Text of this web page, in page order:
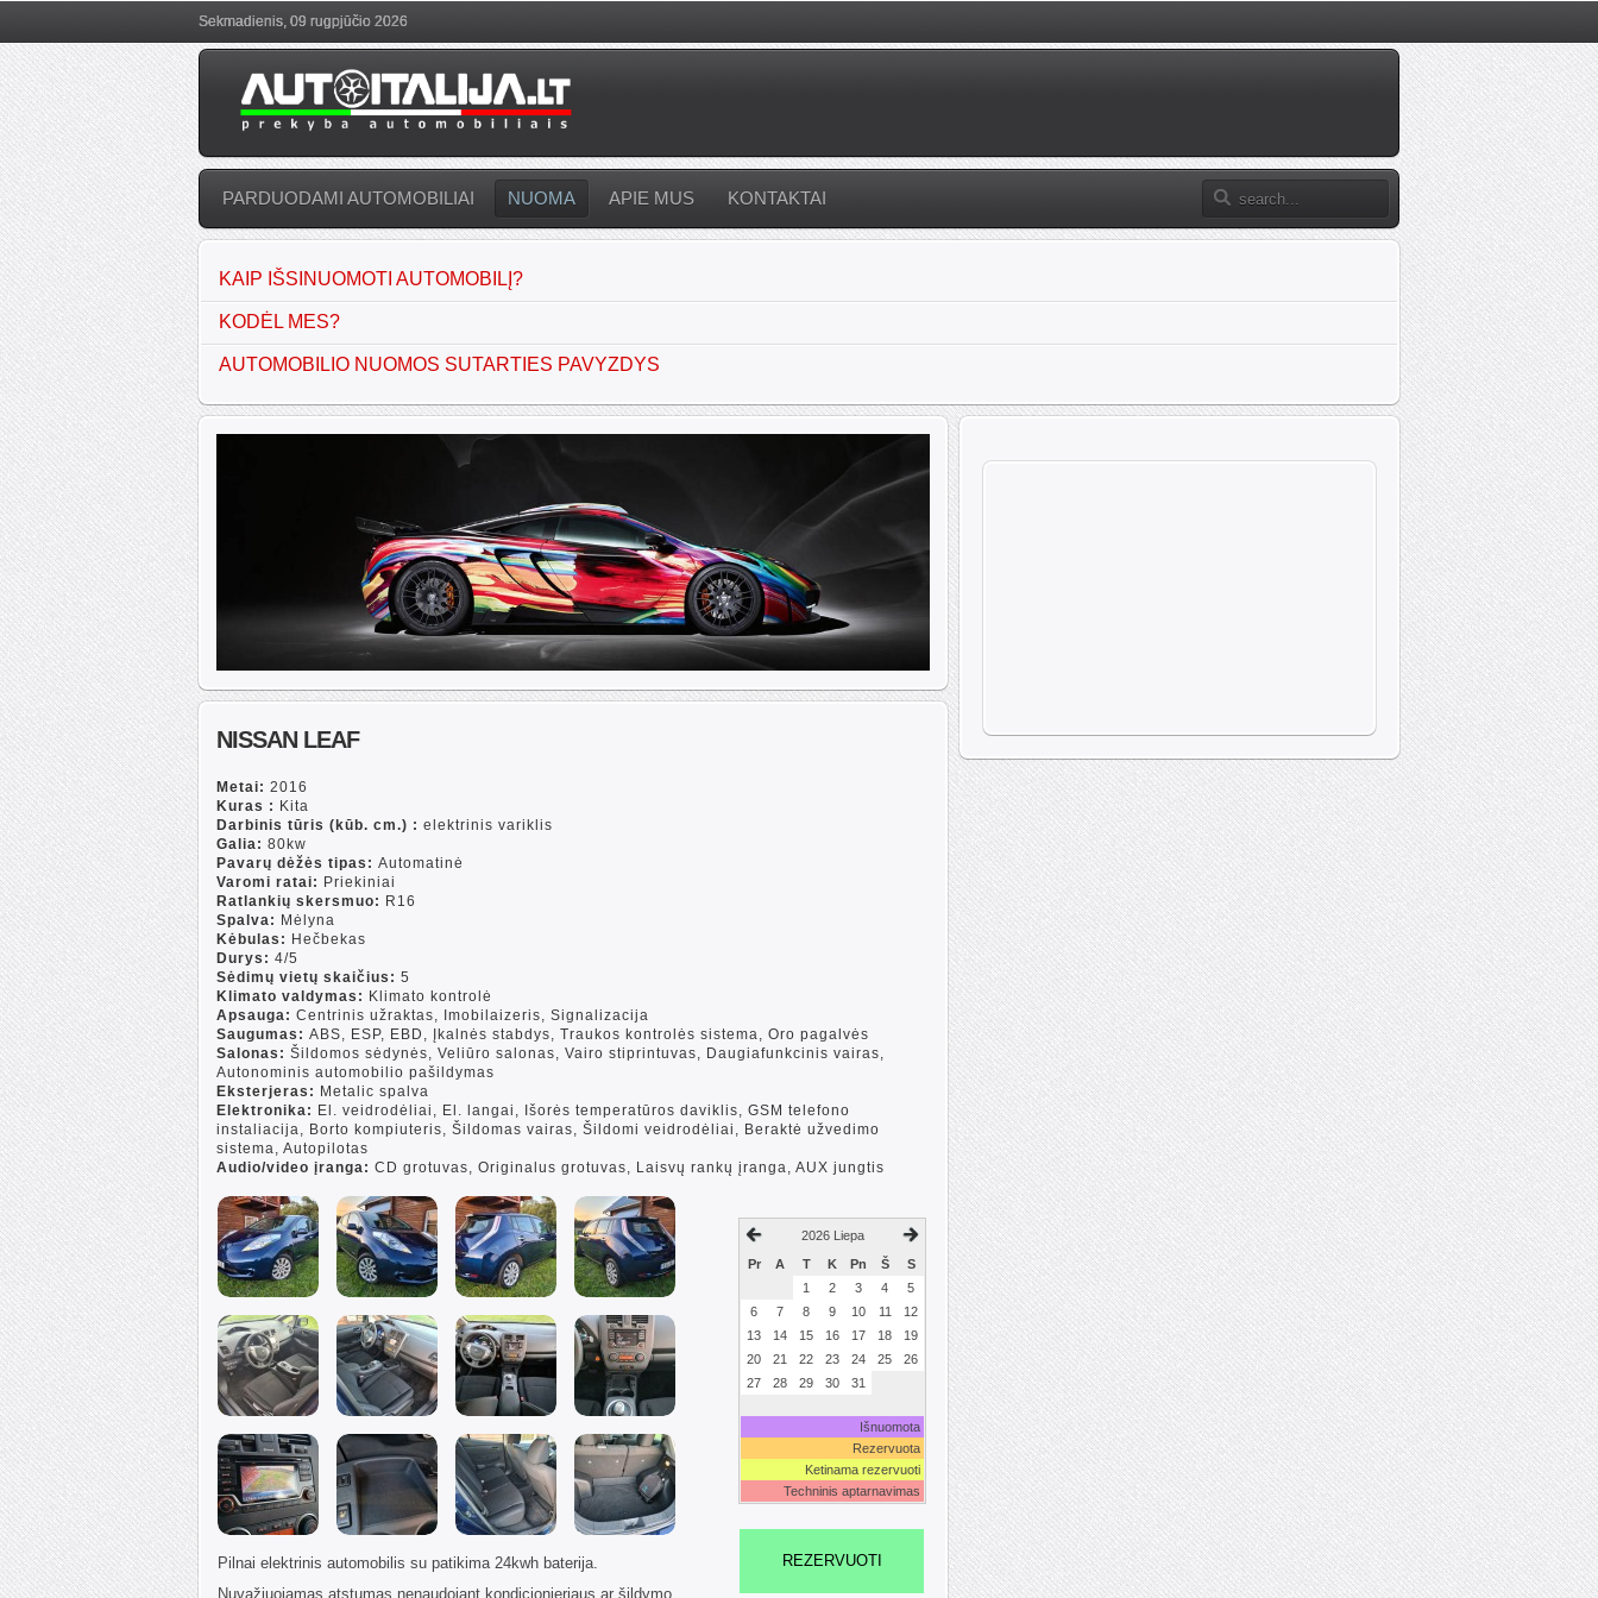
Sekmadienis, 09 rugpjūčio 2026
PARDUODAMI AUTOMOBILIAI NUOMA APIE MUS KONTAKTAI
KAIP IŠSINUOMOTI AUTOMOBILĮ?
KODĖL MES?
AUTOMOBILIO NUOMOS SUTARTIES PAVYZDYS
NISSAN LEAF
Metai: 2016
Kuras : Kita
Darbinis tūris (kūb. cm.) : elektrinis variklis
Galia: 80kw
Pavarų dėžės tipas: Automatinė
Varomi ratai: Priekiniai
Ratlankių skersmuo: R16
Spalva: Mėlyna
Kėbulas: Hečbekas
Durys: 4/5
Sėdimų vietų skaičius: 5
Klimato valdymas: Klimato kontrolė
Apsauga: Centrinis užraktas, Imobilaizeris, Signalizacija
Saugumas: ABS, ESP, EBD, Įkalnės stabdys, Traukos kontrolės sistema, Oro pagalvės
Salonas: Šildomos sėdynės, Veliūro salonas, Vairo stiprintuvas, Daugiafunkcinis vairas,
Autonominis automobilio pašildymas
Eksterjeras: Metalic spalva
Elektronika: El. veidrodėliai, El. langai, Išorės temperatūros daviklis, GSM telefono
instaliacija, Borto kompiuteris, Šildomas vairas, Šildomi veidrodėliai, Beraktė užvedimo
sistema, Autopilotas
Audio/video įranga: CD grotuvas, Originalus grotuvas, Laisvų rankų įranga, AUX jungtis
Pilnai elektrinis automobilis su patikima 24kwh baterija.
Nuvažiuojamas atstumas nenaudojant kondicionieriaus ar šildymo
2026 Liepa
Pr
A T K Pn Š
S
1
2 3 4
5
6
7 8 9 10 11
12
13
14 15 16 17 18
19
20
21 22 23 24 25
26
27
28 29 30 31
Išnuomota
Rezervuota
Ketinama rezervuoti
Techninis aptarnavimas
REZERVUOTI